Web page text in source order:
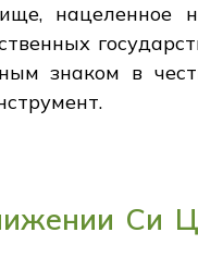
знаком в
Си